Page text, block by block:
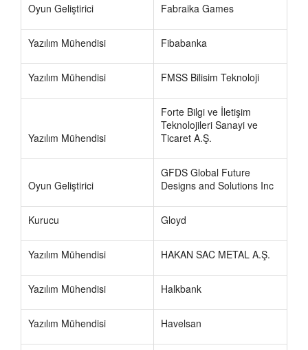
Oyun Geliştirici Fabraika Games
Yazılım Mühendisi Fibabanka
Yazılım Mühendisi FMSS Bilisim Teknoloji
Yazılım Mühendisi
Forte Bilgi ve İletişim
Teknolojileri Sanayi ve
Ticaret A.Ş.
Oyun Geliştirici
GFDS Global Future
Designs and Solutions Inc
Kurucu Gloyd
Yazılım Mühendisi HAKAN SAC METAL A.Ş.
Yazılım Mühendisi Halkbank
Yazılım Mühendisi Havelsan